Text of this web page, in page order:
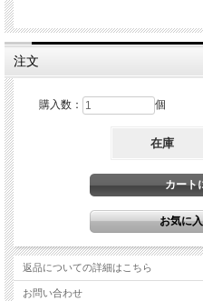
注文
購入数： 個
在庫
返品についての詳細はこちら
お問い合わせ